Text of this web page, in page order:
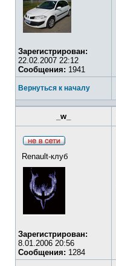
Зарегистрирован:
22.02.2007 22:12
Сообщения: 1941
Вернуться к началу
_w_
Renault-клуб
Зарегистрирован:
8.01.2006 20:56
Сообщения: 1284